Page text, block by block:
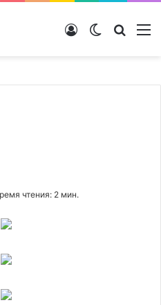
Switch skin
Войти
чтения: 2 мин.